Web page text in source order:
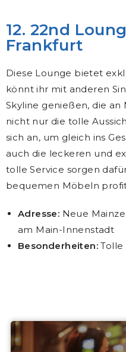
12. 22nd
Frankfurt
Diese Lounge bietet
könnt ihr mit anderen
Skyline genießen, die
nicht nur die tolle
sich an, um gleich ins
auch die leckeren und
tolle Service sorgen
bequemen Möbeln
Adresse: Neue
am Main-Innenstadt
Besonderheiten: Tolle